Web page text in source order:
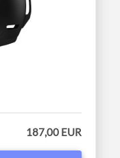
187,00 EUR